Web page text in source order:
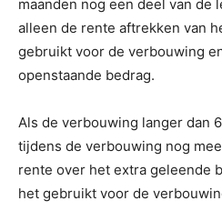
maanden nog een deel van de
alleen de rente aftrekken van
gebruikt voor de verbouwing
openstaande bedrag.
Als de verbouwing langer dan
tijdens de verbouwing nog
rente over het extra geleende
het gebruikt voor de